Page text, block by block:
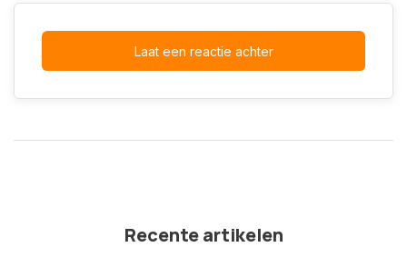
Laat een reactie achter
Recente artikelen